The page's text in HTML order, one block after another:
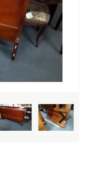
keyboard_arrow_right